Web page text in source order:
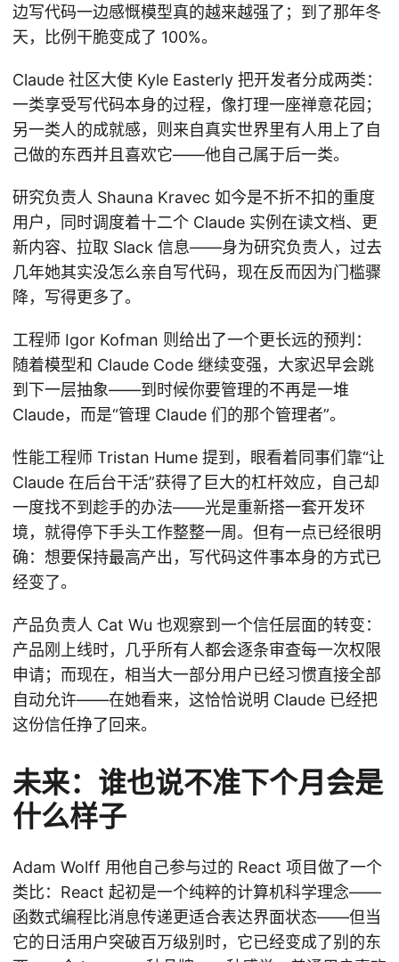
边写代码一边感慨模型真的越来越强了；到了那年冬
天，比例干脆变成了 100%。
Claude 社区大使 Kyle Easterly 把开发者分成两类：
一类享受写代码本身的过程，像打理一座禅意花园；
另一类人的成就感，则来自真实世界里有人用上了自
己做的东西并且喜欢它——他自己属于后一类。
研究负责人 Shauna Kravec 如今是不折不扣的重度
用户，同时调度着十二个 Claude 实例在读文档、更
新内容、拉取 Slack 信息——身为研究负责人，过去
几年她其实没怎么亲自写代码，现在反而因为门槛骤
降，写得更多了。
工程师 Igor Kofman 则给出了一个更长远的预判：
随着模型和 Claude Code 继续变强，大家迟早会跳
到下一层抽象——到时候你要管理的不再是一堆
Claude，而是“管理 Claude 们的那个管理者”。
性能工程师 Tristan Hume 提到，眼看着同事们靠“让
Claude 在后台干活”获得了巨大的杠杆效应，自己却
一度找不到趁手的办法——光是重新搭一套开发环
境，就得停下手头工作整整一周。但有一点已经很明
确：想要保持最高产出，写代码这件事本身的方式已
经变了。
产品负责人 Cat Wu 也观察到一个信任层面的转变：
产品刚上线时，几乎所有人都会逐条审查每一次权限
申请；而现在，相当大一部分用户已经习惯直接全部
自动允许——在她看来，这恰恰说明 Claude 已经把
这份信任挣了回来。
未来：谁也说不准下个月会是
什么样子
Adam Wolff 用他自己参与过的 React 项目做了一个
类比：React 起初是一个纯粹的计算机科学理念——
函数式编程比消息传递更适合表达界面状态——但当
它的日活用户突破百万级别时，它已经变成了别的东